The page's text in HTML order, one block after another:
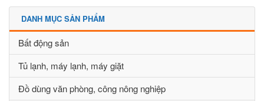
DANH MỤC SẢN PHẨM
Bất động sản
Tủ lạnh, máy lạnh, máy giặt
Đồ dùng văn phòng, công nông nghiệp